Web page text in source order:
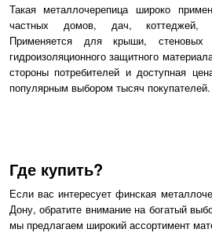
Такая металлочерепица широко
частных домов, дач, коттеджей,
Применяется для крыши,
гидроизоляционного защитного
стороны потребителей и доступная
популярным выбором тысяч покупателей.
Где купить?
Если вас интересует финская
Дону, обратите внимание на богатый
мы предлагаем широкий ассортимент